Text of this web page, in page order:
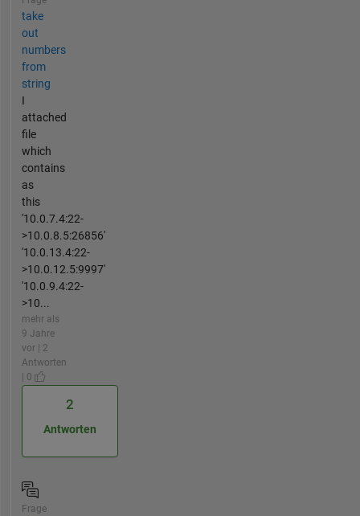
take
out
numbers
from
string
I
attached
file
which
contains
as
this
'10.0.7.4:22-
>10.0.8.5:26856'
'10.0.13.4:22-
>10.0.12.5:9997'
'10.0.9.4:22-
>10...
mehr als
9 Jahre
vor | 2
Antworten
| 0
2
Antworten
Frage